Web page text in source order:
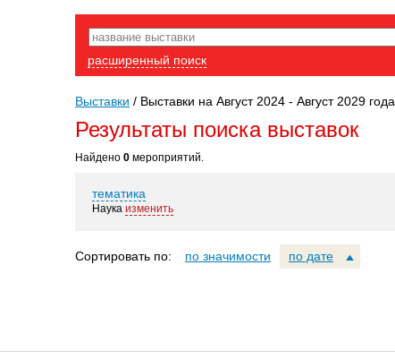
расширенный поиск
Выставки / Выставки на Август 2024 - Август 2029 года
Результаты поиска выставок
Найдено 0 мероприятий.
тематика
Наука изменить
Сортировать по: по значимости по дате